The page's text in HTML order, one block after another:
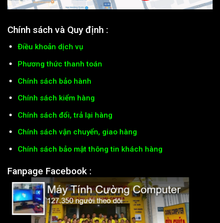
Chính sách và Quy định :
Điều khoản dịch vụ
Phương thức thanh toán
Chính sách bảo hành
Chính sách kiểm hàng
Chính sách đổi, trả lại hàng
Chính sách vận chuyển, giao hàng
Chính sách bảo mật thông tin khách hàng
Fanpage Facebook :